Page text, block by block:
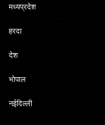
मध्यप्रदेश
हरदा
देश
भोपाल
नईदिल्ली